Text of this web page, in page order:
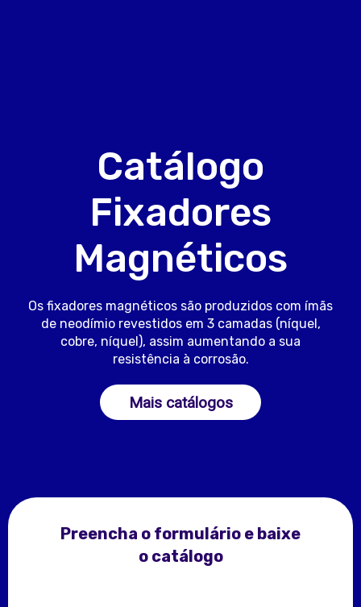
Catálogo
Fixadores
Magnéticos
Os fixadores magnéticos são produzidos com ímãs
de neodímio revestidos em 3 camadas (níquel,
cobre, níquel), assim aumentando a sua
resistência à corrosão.
Mais catálogos
Preencha o formulário e baixe
o catálogo